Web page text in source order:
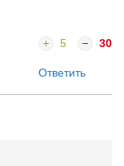
5 30
Ответить